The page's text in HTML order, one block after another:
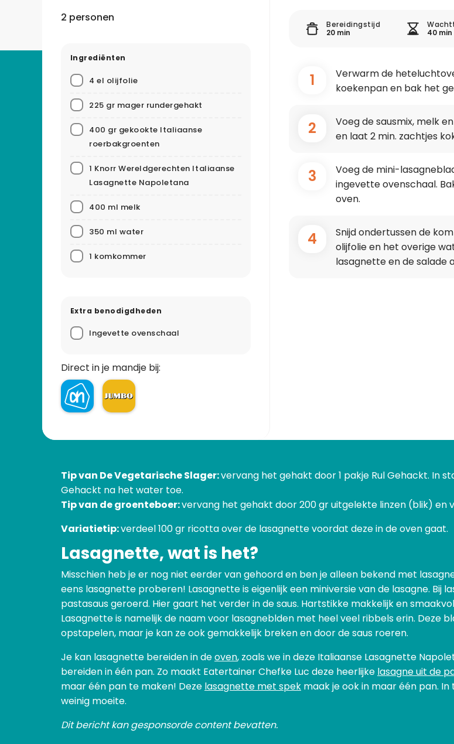
2 personen
Ingrediënten
4 el olijfolie
225 gr mager rundergehakt
400 gr gekookte Italiaanse
roerbakgroenten
1 Knorr Wereldgerechten Italiaanse
Lasagnette Napoletana
400 ml melk
350 ml water
1 komkommer
Extra benodigdheden
Ingevette ovenschaal
Direct in je mandje bij:
Bereidingstijd
20 min
40 min
1
Verwarm de
koekenpan en bak het
2
Voeg de sausmix, melk
en laat 2 min. zachtjes
3
Voeg de mini-
ingevette ovenschaal.
oven.
4
Snijd ondertussen de
olijfolie en het overige
lasagnette en de salade
Tip van De Vegetarische Slager:vervang het gehakt door 1 pakje Rul Gehackt. In
Gehackt na het water toe.
Tip van de groenteboer:vervang het gehakt door 200 gr uitgelekte linzen (blik) en
Variatietip:verdeel 100 gr ricotta over de lasagnette voordat deze in de oven gaat.
Lasagnette, wat is het?
Misschien heb je er nog niet eerder van gehoord en ben je alleen bekend met
eens lasagnette proberen! Lasagnette is eigenlijk een miniversie van de lasagne.
pastasaus geroerd. Hier gaart het verder in de saus. Hartstikke makkelijk en
Lasagnette is namelijk de naam voor lasagneblden met heel veel ribbels erin. Deze
opstapelen, maar je kan ze ook gemakkelijk breken en door de saus roeren.
Je kan lasagnette bereiden in deoven, zoals we in deze Italiaanse Lasagnette
bereiden in één pan. Zo maakt Eatertainer Chefke Luc deze heerlijke lasagne uit de
maar één pan te maken! Deze lasagnette met spek maak je ook in maar één pan.
weinig moeite.
Dit bericht kan gesponsorde content bevatten.